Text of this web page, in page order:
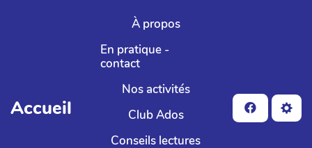
Aller au contenu principal
Accueil
À propos
En pratique -
contact
Nos activités
Club Ados
Conseils lectures